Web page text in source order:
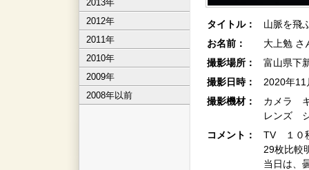
2013年
2012年
2011年
2010年
2009年
2008年以前
タイトル：
山脈を飛
お名前：
大上勉 さ
撮影場所：
富山県下
撮影日時：
2020年
撮影機材：
カメラ
レンズ
コメント：
TV １
29枚比較
当日は、